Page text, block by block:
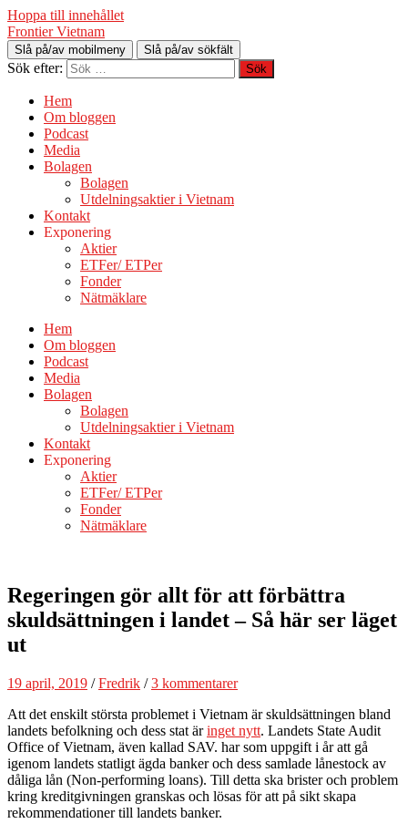
Hoppa till innehållet
Frontier Vietnam
Slå på/av mobilmeny Slå på/av sökfält
Sök efter:
Hem
Om bloggen
Podcast
Media
Bolagen
Bolagen
Utdelningsaktier i Vietnam
Kontakt
Exponering
Aktier
ETFer/ ETPer
Fonder
Nätmäklare
Hem
Om bloggen
Podcast
Media
Bolagen
Bolagen
Utdelningsaktier i Vietnam
Kontakt
Exponering
Aktier
ETFer/ ETPer
Fonder
Nätmäklare
Regeringen gör allt för att förbättra
skuldsättningen i landet – Så här ser läget
ut
19 april, 2019 /Fredrik /3 kommentarer
Att det enskilt största problemet i Vietnam är skuldsättningen bland
landets befolkning och dess stat äringet nytt. Landets State Audit
Office of Vietnam, även kallad SAV. har som uppgift i år att gå
igenom landets statligt ägda banker och dess samlade lånestock av
dåliga lån (Non-performing loans). Till detta ska brister och problem
kring kreditgivningen granskas och lösas för att på sikt skapa
rekommendationer till landets banker.